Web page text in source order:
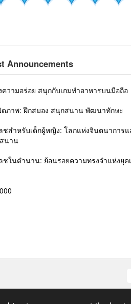
Announcements
ความอร่อย สนุกกับเกมทำอาหารบนมือถือ
ดภาพ: ฝึกสมอง สนุกสนาน พัฒนาทักษะ
ชสำหรับเด็กผู้หญิง: โลกแห่งจินตนาการแ
นาน
ชในตำนาน: ย้อนรอยความทรงจำแห่งยุค